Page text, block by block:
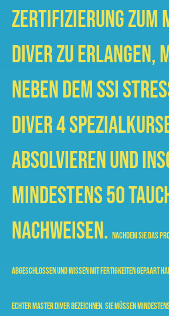
Zertifizierung zum
Diver zu erlangen,
neben dem SSI
Diver 4
absolvieren und
mindestens 50
nachweisen. Nachdem Sie das
abgeschlossen und Wissen mit Fertigkeiten gepaart
echter Master Diver bezeichnen.Sie müssen